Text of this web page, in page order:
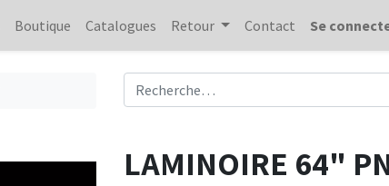
Boutique Catalogues Retour Contact Se
LAMINOIRE 64"